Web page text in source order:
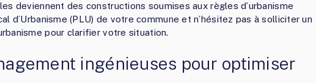
deviennent des constructions soumises aux règles d’urbanisme
d’Urbanisme (PLU) de votre commune et n’hésitez pas à solliciter un
pour clarifier votre situation.
ingénieuses pour optimiser